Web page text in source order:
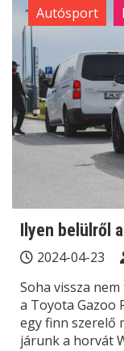
Autósport
Ilyen belülről
2024-04-23
Soha vissza
a Toyota Gazoo
egy finn szerelő
járunk a horvát